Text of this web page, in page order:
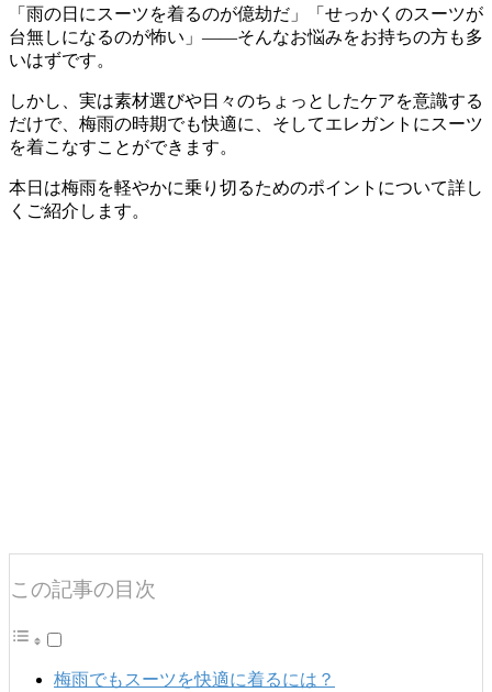
「雨の日にスーツを着るのが億劫だ」「せっかくのスーツが
台無しになるのが怖い」——そんなお悩みをお持ちの方も多
いはずです。
しかし、実は素材選びや日々のちょっとしたケアを意識する
だけで、梅雨の時期でも快適に、そしてエレガントにスーツ
を着こなすことができます。
本日は梅雨を軽やかに乗り切るためのポイントについて詳し
くご紹介します。
この記事の目次
梅雨でもスーツを快適に着るには？